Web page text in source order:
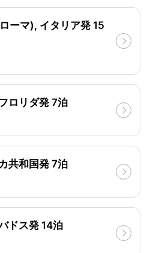
ーマ), イタリア発 15
ロリダ発 7泊
共和国発 7泊
ドス発 14泊